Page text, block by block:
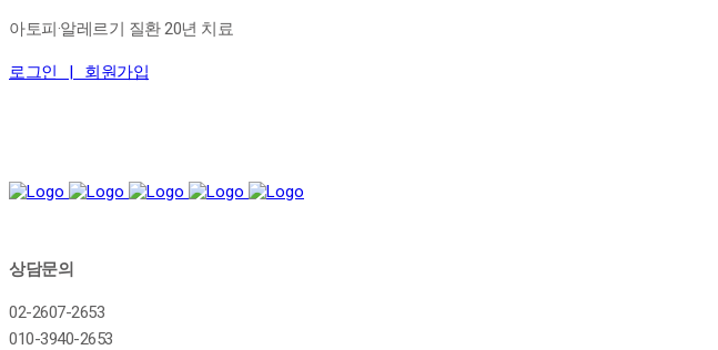
아토피·알레르기 질환 20년 치료
로그인 | 회원가입
상담문의
02-2607-2653
010-3940-2653